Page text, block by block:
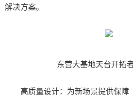
解决方案。
东营大基地天台开拓
高质量设计：为新场景提供保障